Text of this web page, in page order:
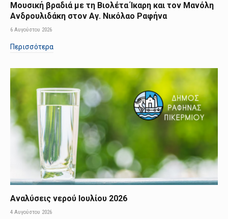
Μουσική βραδιά με τη Βιολέτα Ίκαρη και τον Μανόλη
Ανδρουλιδάκη στον Αγ. Νικόλαο Ραφήνα
6 Αυγούστου 2026
Περισσότερα
Αναλύσεις νερού Ιουλίου 2026
4 Αυγούστου 2026